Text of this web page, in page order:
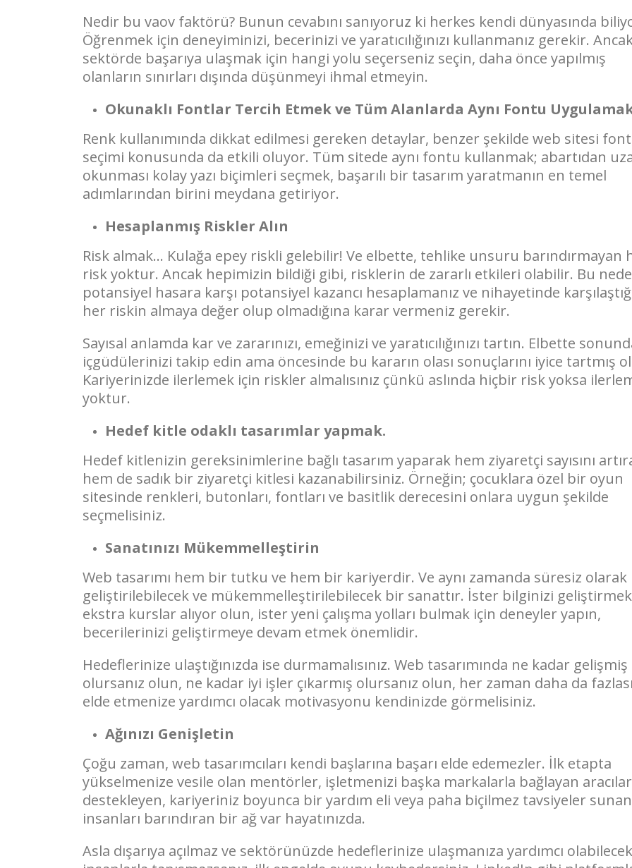
Nedir bu vaov faktörü? Bunun cevabını sanıyoruz ki herkes kendi dünyasında
Öğrenmek için deneyiminizi, becerinizi ve yaratıcılığınızı kullanmanız gerekir.
sektörde başarıya ulaşmak için hangi yolu seçerseniz seçin, daha önce yapılmış
olanların sınırları dışında düşünmeyi ihmal etmeyin.
Okunaklı Fontlar Tercih Etmek ve Tüm Alanlarda Aynı Fontu
Renk kullanımında dikkat edilmesi gereken detaylar, benzer şekilde web sitesi font
seçimi konusunda da etkili oluyor. Tüm sitede aynı fontu kullanmak; abartıdan
okunması kolay yazı biçimleri seçmek, başarılı bir tasarım yaratmanın en temel
adımlarından birini meydana getiriyor.
Hesaplanmış Riskler Alın
Risk almak… Kulağa epey riskli gelebilir! Ve elbette, tehlike unsuru barındırmayan
risk yoktur. Ancak hepimizin bildiği gibi, risklerin de zararlı etkileri olabilir. Bu
potansiyel hasara karşı potansiyel kazancı hesaplamanız ve nihayetinde
her riskin almaya değer olup olmadığına karar vermeniz gerekir.
Sayısal anlamda kar ve zararınızı, emeğinizi ve yaratıcılığınızı tartın. Elbette
içgüdülerinizi takip edin ama öncesinde bu kararın olası sonuçlarını iyice tartmış
Kariyerinizde ilerlemek için riskler almalısınız çünkü aslında hiçbir risk yoksa
yoktur.
Hedef kitle odaklı tasarımlar yapmak.
Hedef kitlenizin gereksinimlerine bağlı tasarım yaparak hem ziyaretçi sayısını
hem de sadık bir ziyaretçi kitlesi kazanabilirsiniz. Örneğin; çocuklara özel bir oyun
sitesinde renkleri, butonları, fontları ve basitlik derecesini onlara uygun şekilde
seçmelisiniz.
Sanatınızı Mükemmelleştirin
Web tasarımı hem bir tutku ve hem bir kariyerdir. Ve aynı zamanda süresiz olarak
geliştirilebilecek ve mükemmelleştirilebilecek bir sanattır. İster bilginizi
ekstra kurslar alıyor olun, ister yeni çalışma yolları bulmak için deneyler yapın,
becerilerinizi geliştirmeye devam etmek önemlidir.
Hedeflerinize ulaştığınızda ise durmamalısınız. Web tasarımında ne kadar gelişmiş
olursanız olun, ne kadar iyi işler çıkarmış olursanız olun, her zaman daha da
elde etmenize yardımcı olacak motivasyonu kendinizde görmelisiniz.
Ağınızı Genişletin
Çoğu zaman, web tasarımcıları kendi başlarına başarı elde edemezler. İlk etapta
yükselmenize vesile olan mentörler, işletmenizi başka markalarla bağlayan
destekleyen, kariyeriniz boyunca bir yardım eli veya paha biçilmez tavsiyeler
insanları barındıran bir ağ var hayatınızda.
Asla dışarıya açılmaz ve sektörünüzde hedeflerinize ulaşmanıza yardımcı olabilecek